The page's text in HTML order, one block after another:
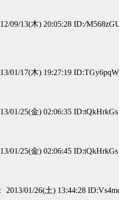
09/13(木) 20:05:28 ID:/
01/17(木) 19:27:19
01/25(金) 02:06:35 ID:tQkHrkGs
01/25(金) 02:06:45 ID:tQkHrkGs
2013/01/26(土) 13:44:28